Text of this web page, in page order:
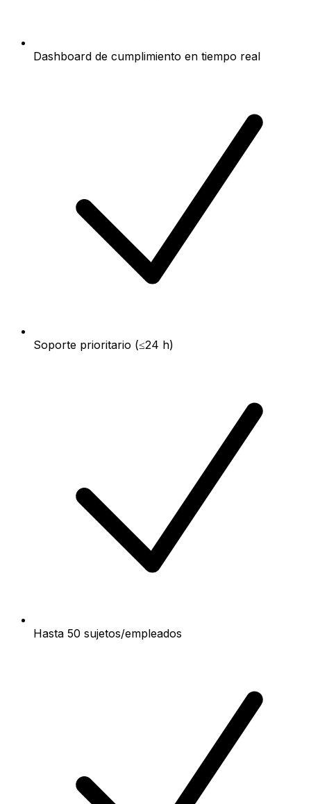
Dashboard de cumplimiento en tiempo real
Soporte prioritario (≤24 h)
Hasta 50 sujetos/empleados